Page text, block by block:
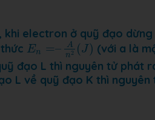
electron ở quỹ đạo
En =–
A
n2 (J)
En=– An2(J)
(với a là
đạo L thì nguyên tử phát
L về quỹ đạo K thì